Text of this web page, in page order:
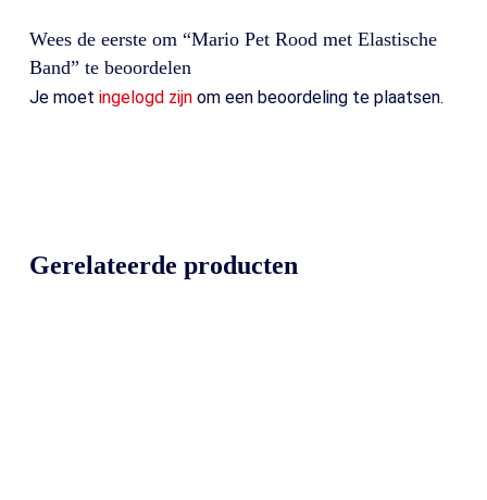
Wees de eerste om “Mario Pet Rood met Elastische
Band” te beoordelen
Je moet ingelogd zijnom een beoordeling te plaatsen.
Gerelateerde producten